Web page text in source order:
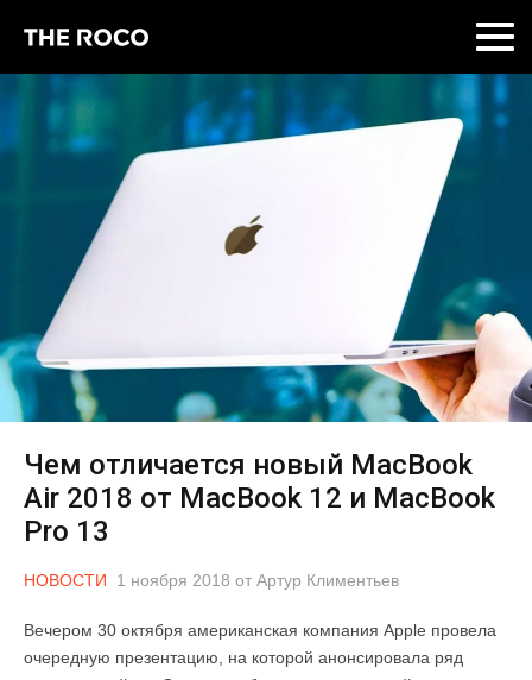
Чем отличается новый MacBook
Air 2018 от MacBook 12 и MacBook
Pro 13
НОВОСТИ 1 ноября 2018 от Артур Климентьев
Вечером 30 октября американская компания Apple провела
очередную презентацию, на которой анонсировала ряд